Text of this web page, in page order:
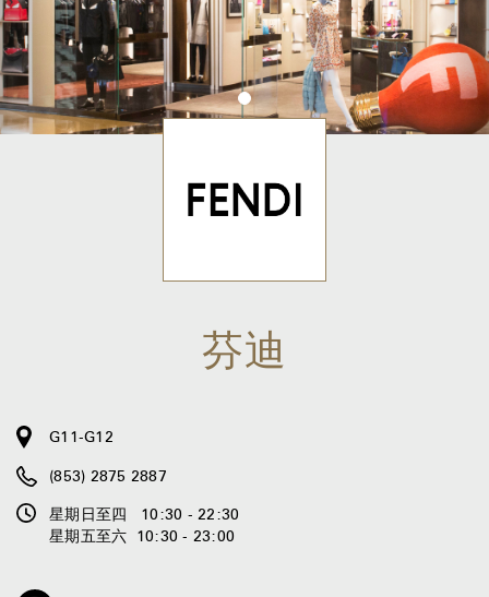
芬迪
G11-G12
(853) 2875 2887
星期日至四 10:30 - 22:30
星期五至六 10:30 - 23:00